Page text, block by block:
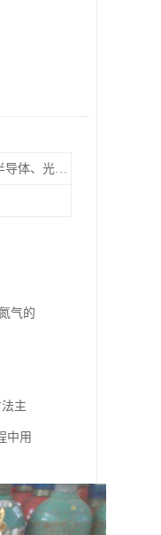
主要应用于化工企业，集成电路、半导体、光伏电池
气的
主
中用